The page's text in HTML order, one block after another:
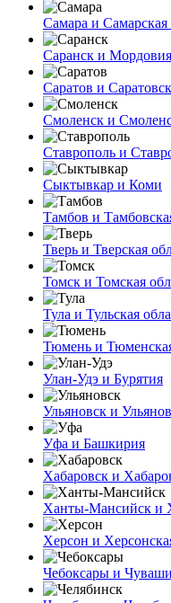
Самара и Самарская
Саранск и Мордовия
Саратов и
Смоленск и
Ставрополь и
Сыктывкар и Коми
Тамбов и
Тверь и Тверская
Томск и Томская
Тула и Тульская
Тюмень и
Улан-Удэ и Бурятия
Ульяновск и
Уфа и Башкирия
Хабаровск и
Ханты-Мансийск и
Херсон и
Чебоксары и